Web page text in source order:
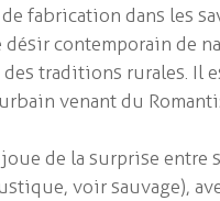
birth
fabrication dans les
désir contemporain de
traditions rurales. Il
venant du
de la surprise entre
voir sauvage),